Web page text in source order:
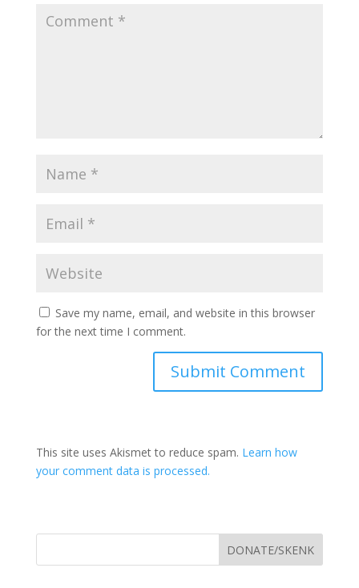
Save my name, email, and website in this browser
for the next time I comment.
This site uses Akismet to reduce spam. Learn how
your comment data is processed.
DONATE/SKENK